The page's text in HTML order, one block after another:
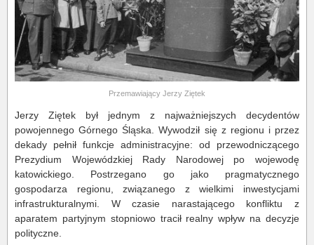
Przemawiający Jerzy Ziętek
Jerzy Ziętek był jednym z najważniejszych decydentów
powojennego Górnego Śląska. Wywodził się z regionu i przez
dekady pełnił funkcje administracyjne: od przewodniczącego
Prezydium Wojewódzkiej Rady Narodowej po wojewodę
katowickiego. Postrzegano go jako pragmatycznego
gospodarza regionu, związanego z wielkimi inwestycjami
infrastrukturalnymi. W czasie narastającego konfliktu z
aparatem partyjnym stopniowo tracił realny wpływ na decyzje
polityczne.